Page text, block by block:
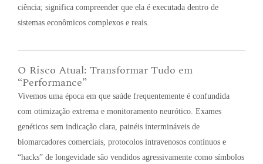
ciência; significa compreender que ela é executada dentro de
sistemas econômicos complexos e reais.
O Risco Atual: Transformar Tudo em
“Performance”
Vivemos uma época em que saúde frequentemente é confundida
com otimização extrema e monitoramento neurótico. Exames
genéticos sem indicação clara, painéis intermináveis de
biomarcadores comerciais, protocolos intravenosos contínuos e
“hacks” de longevidade são vendidos agressivamente como símbolos